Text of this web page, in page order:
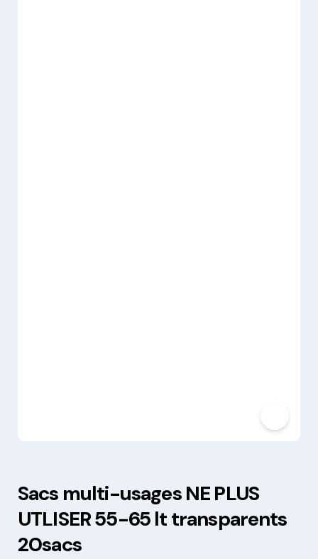
Sacs multi-usages NE PLUS
UTLISER 55-65 lt transparents
20sacs